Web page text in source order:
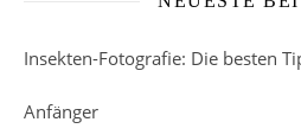
Insekten-Fotografie: Die besten
Anfänger